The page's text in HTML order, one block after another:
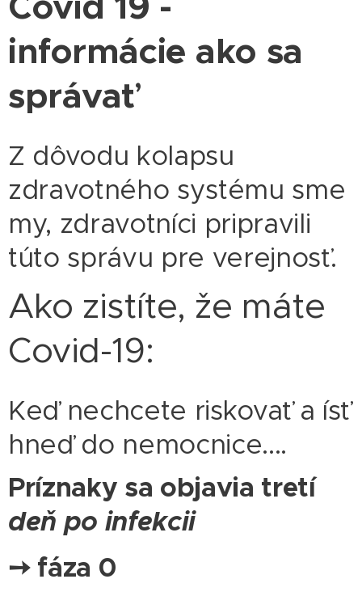
informácie ako sa
správať
Z dôvodu kolapsu
zdravotného systému sme
my, zdravotníci pripravili
túto správu pre verejnosť.
Ako zistíte, že máte
Covid-19:
Keď nechcete riskovať a ísť
hneď do nemocnice....
Príznaky sa objavia tretí
deň po infekcii
➙fáza 0